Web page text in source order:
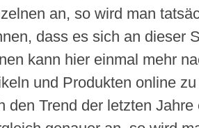
an, so wird man
dass es sich an dieser
kann hier einmal mehr
und Produkten online
den Trend der letzten Jahre